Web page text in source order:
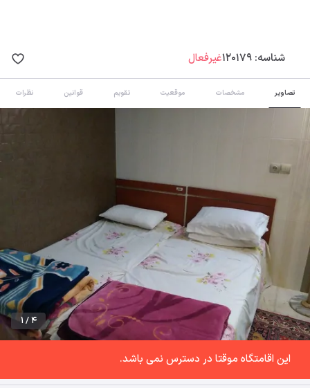
شناسه: 120179غیرفعال
تصاویر مشخصات موقعیت تقویم قوانین نظرات
1 / 4
این اقامتگاه موقتا در دسترس نمی باشد.